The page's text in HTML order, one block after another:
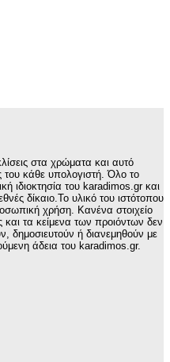
στα χρώματα και αυτό
του κάθε υπολογιστή. Όλο το
ιδιοκτησία του karadimos.gr και
δίκαιο.Το υλικό του ιστότοπου
χρήση. Κανένα στοιχείο
και τα κείμενα των προιόντων δεν
δημοσιευτούν ή διανεμηθούν με
άδεια του karadimos.gr.